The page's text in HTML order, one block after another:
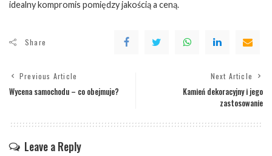
idealny kompromis pomiędzy jakością a ceną.
Share
Previous Article
Wycena samochodu – co obejmuje?
Next Article
Kamień dekoracyjny i jego
zastosowanie
Leave a Reply